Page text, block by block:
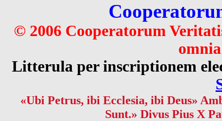
© 2006 Cooperatorum
Litterula per inscriptionem
«Ubi Petrus, ibi Ecclesia, ibi Deus»
Sunt.» Divus Pius X